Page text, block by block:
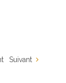
Suivant